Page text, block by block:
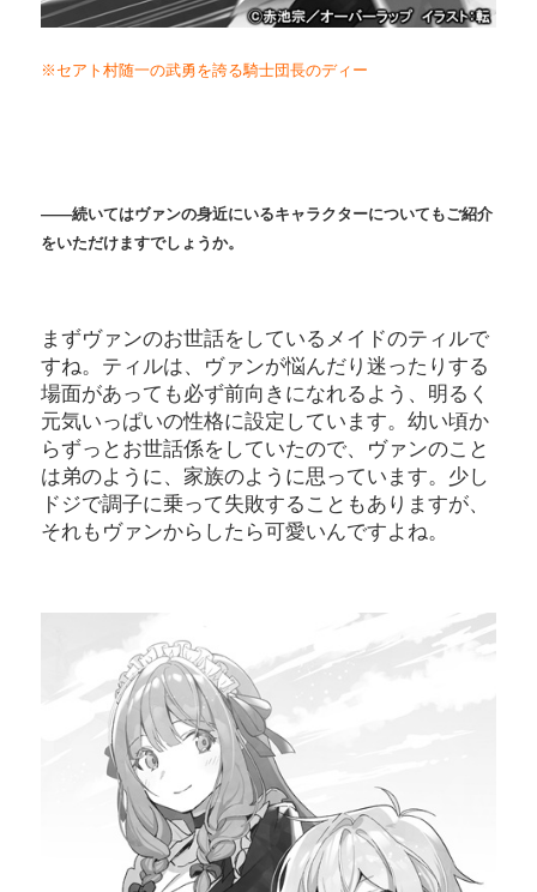
※セアト村随一の武勇を誇る騎士団長のディー
――続いてはヴァンの身近にいるキャラクターについてもご紹介
をいただけますでしょうか。
まずヴァンのお世話をしているメイドのティルで
すね。ティルは、ヴァンが悩んだり迷ったりする
場面があっても必ず前向きになれるよう、明るく
元気いっぱいの性格に設定しています。幼い頃か
らずっとお世話係をしていたので、ヴァンのこと
は弟のように、家族のように思っています。少し
ドジで調子に乗って失敗することもありますが、
それもヴァンからしたら可愛いんですよね。